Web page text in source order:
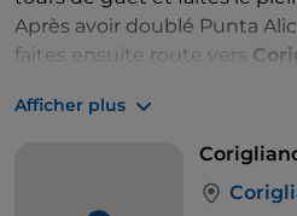
Après avoir doublé Punta
faites ensuite route vers
Allez à quai dans l'un des
importants de la mer
occasion pour déguster le
Afficher plus